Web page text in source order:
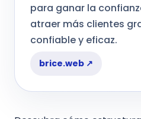
para ganar la
atraer más clientes
confiable y eficaz.
brice.web ↗